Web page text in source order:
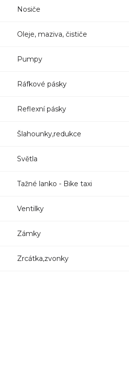
Nosiče
Oleje, maziva, čističe
Pumpy
Ráfkové pásky
Reflexní pásky
Šlahounky,redukce
Světla
Tažné lanko - Bike taxi
Ventilky
Zámky
Zrcátka,zvonky